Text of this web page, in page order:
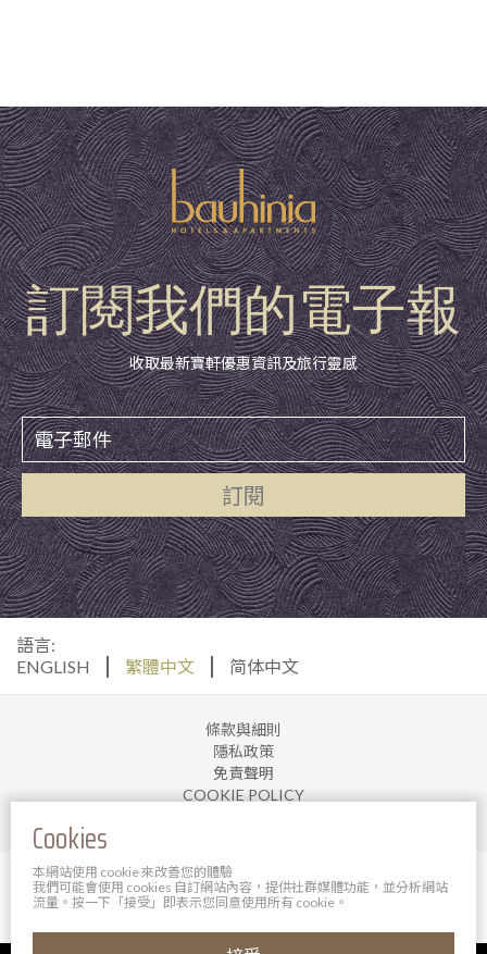
Cookies
本網站使用 cookie 來改善您的體驗
我們可能會使用 cookies 自訂網站內容，提供社群媒體功能，並分析網站
流量。按一下「接受」即表示您同意使用所有 cookie。
訂閱我們的電子報
收取最新寶軒優惠資訊及旅行靈感
訂閱
語言:
ENGLISH
繁體中文 简体中文
條款與細則
隱私政策
免責聲明
COOKIE POLICY
© 2025 寶軒酒店管理有限公司。 版權所有。
Powered By Bigazines